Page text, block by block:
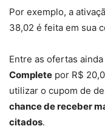
Por exemplo, a
38,02 é feita em sua
Entre as ofertas
Complete por R$
utilizar o cupom de
chance de receber
citados.